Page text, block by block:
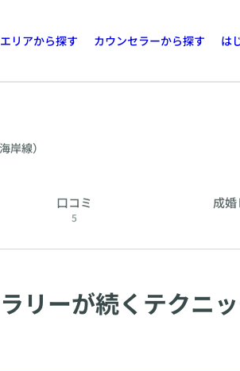
エリアから探す カウンセラーから探す は
岸線）
口コミ
5
成婚
リーが続くテクニ